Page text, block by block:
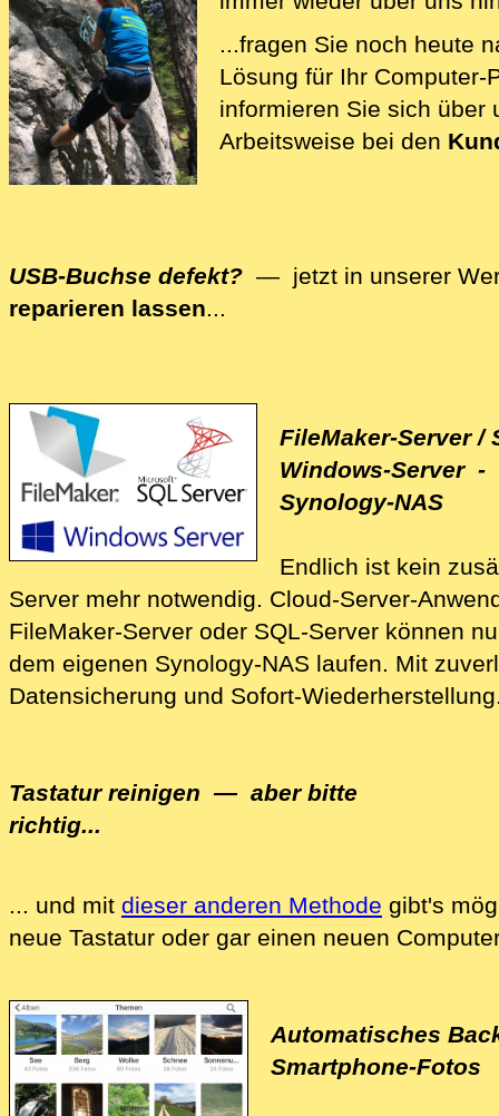
Wir lösen Ihre
...fragen Sie noch heute
Lösung für Ihr
informieren Sie sich über
Arbeitsweise bei den
USB-Buchse defekt? — jetzt in unserer
reparieren lassen...
Wir reparieren auch Ihre Computer-
FileMaker-Server /
Windows-Server -
Synology-NAS
Endlich ist kein
Server mehr notwendig. Cloud-Ser‍ver-
FileMaker-Server oder SQL-Server können
dem eigenen Synology-NAS laufen. Mit
Da‍tensicherung und Sofort-
Tastatur reinigen — aber bitte
richtig...
Wir reinigen Ihre Computer-Tastatur, Ihren
... und mit dieser anderen Methode gibt's
neue Tastatur oder gar einen neuen
Automatisches
Smartphone-Fotos